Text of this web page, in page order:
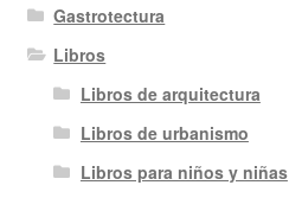
Gastrotectura
Libros
Libros de arquitectura
Libros de urbanismo
Libros para niños y niñas